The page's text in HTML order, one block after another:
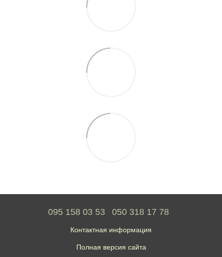
095 158 03 53 050 318 17 78
Контактная информация
Полная версия сайта